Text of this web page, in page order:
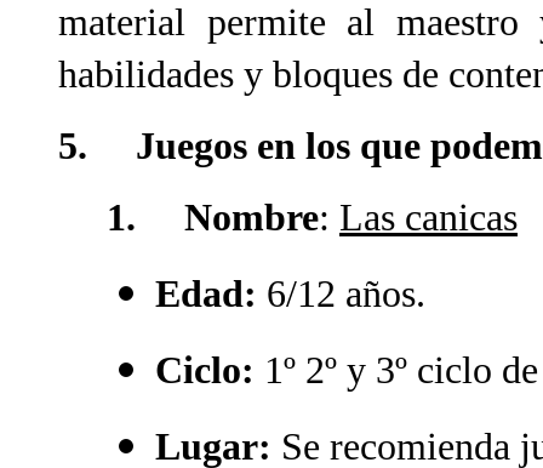
material permite al
habilidades y bloques de
5. Juegos en los que
1. Nombre: Las canicas
Edad: 6/12 años.
Ciclo: 1º 2º y 3º ciclo
Lugar: Se recomienda